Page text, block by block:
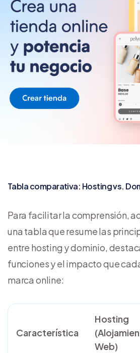
Tabla comparativa: Hosting vs.
Para facilitar la comprensión,
una tabla que resume las
entre hosting y dominio,
funciones y el impacto que
marca online:
Característica
Hosting
Web)